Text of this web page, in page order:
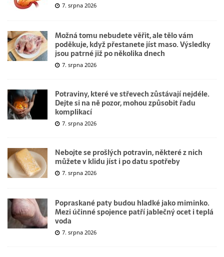
7. srpna 2026
Možná tomu nebudete věřit, ale tělo vám
poděkuje, když přestanete jíst maso. Výsledky
jsou patrné již po několika dnech
7. srpna 2026
Potraviny, které ve střevech zůstávají nejdéle.
Dejte si na ně pozor, mohou způsobit řadu
komplikací
7. srpna 2026
Nebojte se prošlých potravin, některé z nich
můžete v klidu jíst i po datu spotřeby
7. srpna 2026
Popraskané paty budou hladké jako miminko.
Mezi účinné spojence patří jablečný ocet i teplá
voda
7. srpna 2026